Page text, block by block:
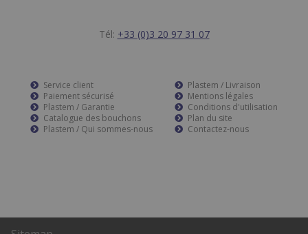
Tél: +33 (0)3 20 97 31 07
Service client
Paiement sécurisé
Plastem / Garantie
Catalogue des bouchons
Plastem / Qui sommes-nous
Plastem / Livraison
Mentions légales
Conditions d'utilisation
Plan du site
Contactez-nous